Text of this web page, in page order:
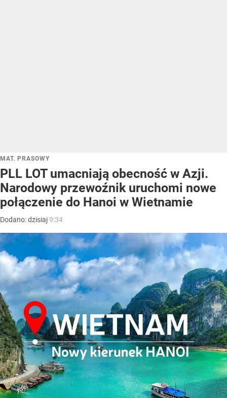
MAT. PRASOWY
PLL LOT umacniają obecność w Azji.
Narodowy przewoźnik uruchomi nowe
połączenie do Hanoi w Wietnamie
Dodano:dzisiaj9:34